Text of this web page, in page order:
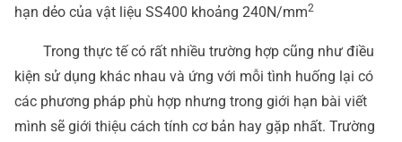
hạn dẻo của vật liệu SS400 khoảng 240N/mm2
Trong thực tế có rất nhiều trường hợp cũng như điều
kiện sử dụng khác nhau và ứng với mỗi tình huống lại có
các phương pháp phù hợp nhưng trong giới hạn bài viết
mình sẽ giới thiệu cách tính cơ bản hay gặp nhất. Trường